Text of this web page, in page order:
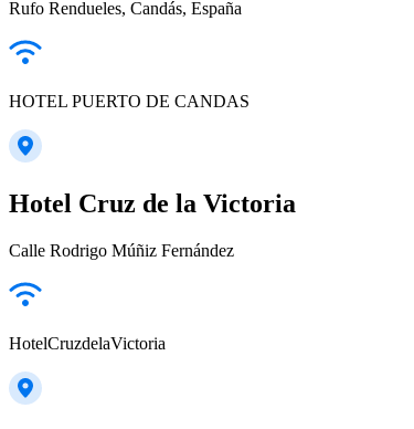
Rufo Rendueles, Candás, España
HOTEL PUERTO DE CANDAS
Hotel Cruz de la Victoria
Calle Rodrigo Múñiz Fernández
HotelCruzdelaVictoria